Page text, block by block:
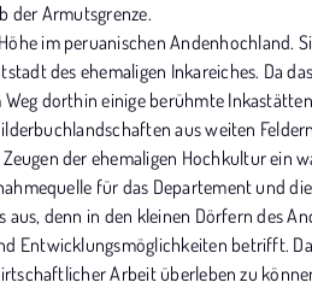
der Armutsgrenze.
im peruanischen Andenhochland.
des ehemaligen Inkareiches. Da
dorthin einige berühmte Inkastätten
aus weiten
der ehemaligen Hochkultur ein
für das Departement und
aus, denn in den kleinen Dörfern des
Entwicklungsmöglichkeiten betrifft.
Arbeit überleben zu